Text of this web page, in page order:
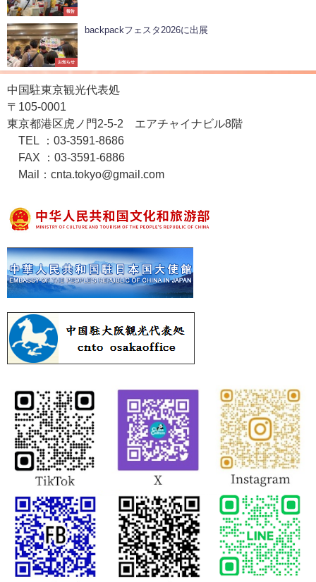
報告
お知らせ
backpackフェスタ2026に出展
中国駐東京観光代表処
〒105-0001
東京都港区虎ノ門2-5-2 エアチャイナビル8階
TEL ：03-3591-8686
FAX ：03-3591-6886
Mail：cnta.tokyo@gmail.com